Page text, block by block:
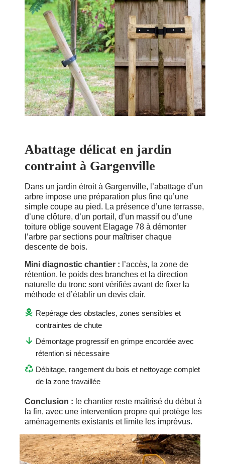
Abattage délicat en jardin
contraint à Gargenville
Dans un jardin étroit à Gargenville, l’abattage d’un
arbre impose une préparation plus fine qu’une
simple coupe au pied. La présence d’une terrasse,
d’une clôture, d’un portail, d’un massif ou d’une
toiture oblige souvent Elagage 78 à démonter
l’arbre par sections pour maîtriser chaque
descente de bois.
Mini diagnostic chantier : l’accès, la zone de
rétention, le poids des branches et la direction
naturelle du tronc sont vérifiés avant de fixer la
méthode et d’établir un devis clair.
Repérage des obstacles, zones sensibles et
contraintes de chute
Démontage progressif en grimpe encordée avec
rétention si nécessaire
Débitage, rangement du bois et nettoyage complet
de la zone travaillée
Conclusion : le chantier reste maîtrisé du début à
la fin, avec une intervention propre qui protège les
aménagements existants et limite les imprévus.